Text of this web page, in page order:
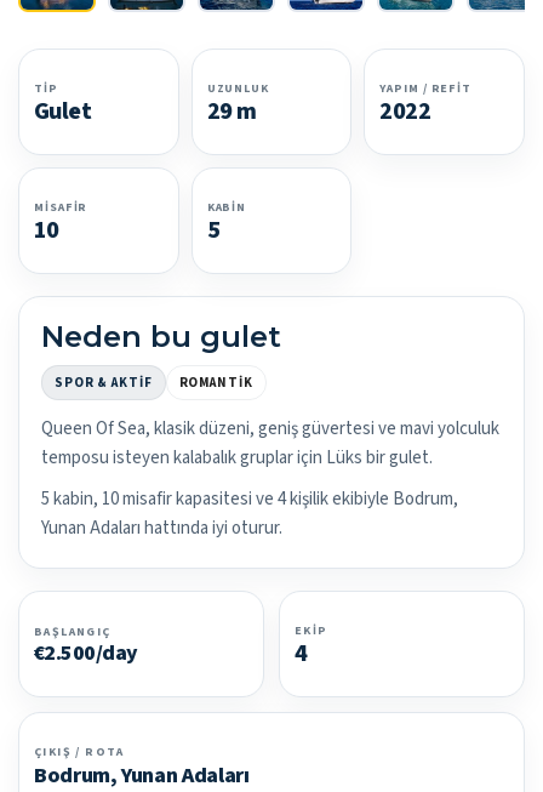
TIP
Gulet
UZUNLUK
29 m
YAPIM / REFIT
2022
MISAFIR
10
KABIN
5
Neden bu gulet
SPOR & AKTIF ROMANTIK
Queen Of Sea, klasik düzeni, geniş güvertesi ve mavi yolculuk
temposu isteyen kalabalık gruplar için Lüks bir gulet.
5 kabin, 10 misafir kapasitesi ve 4 kişilik ekibiyle Bodrum,
Yunan Adaları hattında iyi oturur.
BAŞLANGIÇ
€2.500/day
EKIP
4
ÇIKIŞ / ROTA
Bodrum, Yunan Adaları